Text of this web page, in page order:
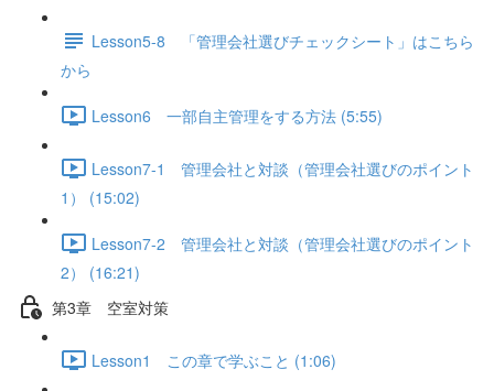
Lesson5-8 「管理会社選びチェックシート」はこちら
から
Lesson6 一部自主管理をする方法 (5:55)
Lesson7-1 管理会社と対談（管理会社選びのポイント
1） (15:02)
Lesson7-2 管理会社と対談（管理会社選びのポイント
2） (16:21)
第3章 空室対策
Lesson1 この章で学ぶこと (1:06)